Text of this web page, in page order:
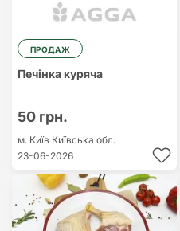
ПРОДАЖ
Печінка куряча
50 грн.
м. Київ Київська обл.
23-06-2026